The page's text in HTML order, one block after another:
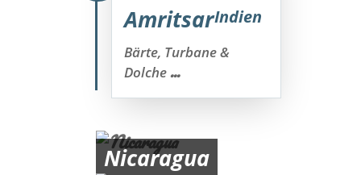
AmritsarIndien
Bärte, Turbane &
Dolche...
Nicaragua